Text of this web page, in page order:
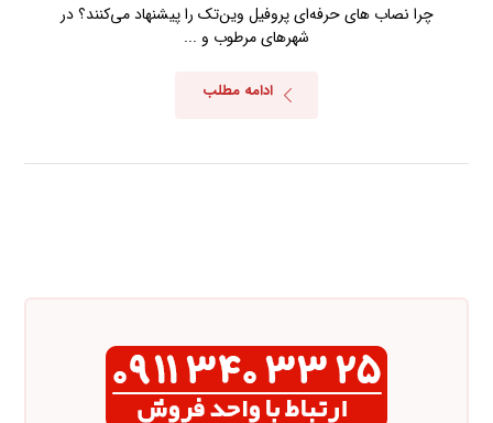
چرا نصاب های حرفه‌ای پروفیل وین‌تک را پیشنهاد می‌کنند؟ در
شهرهای مرطوب و ...
ادامه مطلب